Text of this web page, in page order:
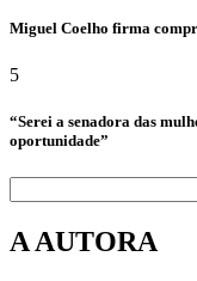
Miguel Coelho firma
5
“Serei a senadora das
oportunidade”
A AUTORA